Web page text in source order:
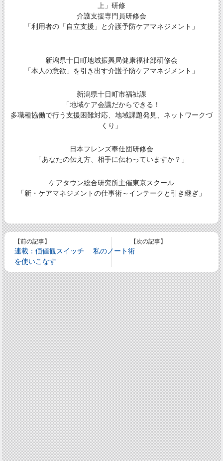
上」研修
介護支援専門員研修会
「利用者の「自立支援」と介護予防ケアマネジメント」
新潟県十日町地域振興局健康福祉部研修会
「本人の意欲」を引き出す介護予防ケアマネジメント」
新潟県十日町市福祉課
「地域ケア会議だからできる！
多職種協働で行う支援困難対応、地域課題発見、ネットワークづ
くり」
日本フレンズ奉仕団研修会
「あなたの伝え方、相手に伝わっていますか？」
ケアタウン総合研究所主催東京スクール
「新・ケアマネジメントの仕事術～インテークと引き継ぎ」
【前の記事】
連載：価値観スイッチ
を使いこなす
【次の記事】
私のノート術